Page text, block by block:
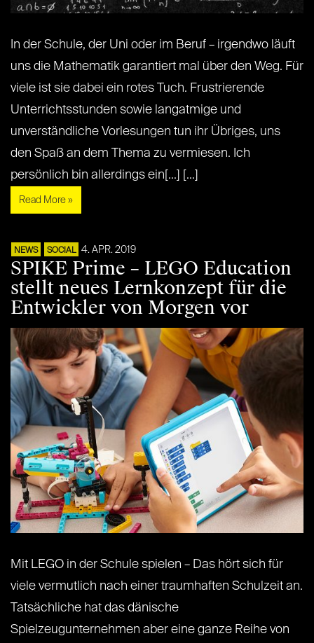
In der Schule, der Uni oder im Beruf – irgendwo läuft
uns die Mathematik garantiert mal über den Weg. Für
viele ist sie dabei ein rotes Tuch. Frustrierende
Unterrichtsstunden sowie langatmige und
unverständliche Vorlesungen tun ihr Übriges, uns
den Spaß an dem Thema zu vermiesen. Ich
persönlich bin allerdings ein[...] [...]
Read More »
NEWS SOCIAL 4. APR. 2019
SPIKE Prime – LEGO Education
stellt neues Lernkonzept für die
Entwickler von Morgen vor
Mit LEGO in der Schule spielen – Das hört sich für
viele vermutlich nach einer traumhaften Schulzeit an.
Tatsächliche hat das dänische
Spielzeugunternehmen aber eine ganze Reihe von